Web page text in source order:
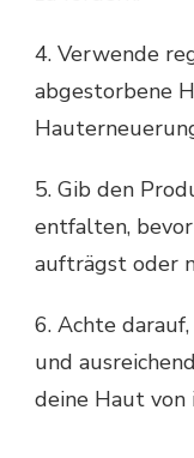
4. Verwende
abgestorbene
5. Gib den
entfalten,
aufträgst oder
6. Achte
und
deine Haut von